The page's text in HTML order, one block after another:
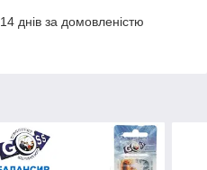
днів за домовленістю